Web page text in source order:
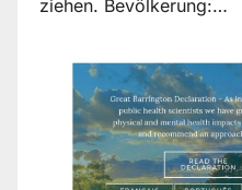
ziehen. Bevölkerung:…